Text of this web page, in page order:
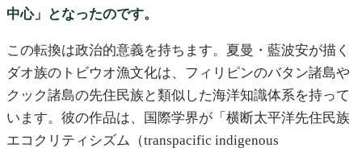
中心」となったのです。
この転換は政治的意義を持ちます。夏曼・藍波安が描く
ダオ族のトビウオ漁文化は、フィリピンのバタン諸島や
クック諸島の先住民族と類似した海洋知識体系を持って
います。彼の作品は、国際学界が「横断太平洋先住民族
エコクリティシズム（transpacific indigenous